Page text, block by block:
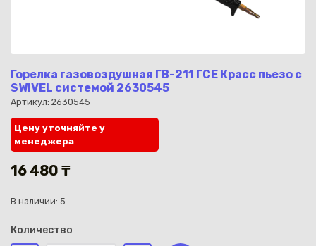
Горелка газовоздушная ГВ-211 ГСЕ Красс пьезо с
SWIVEL системой 2630545
Артикул: 2630545
Цену уточняйте у
менеджера
16 480 ₸
В наличии: 5
Количество